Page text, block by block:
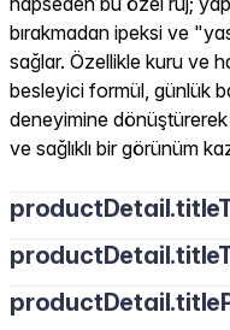
bırakmadan ipeksi ve
sağlar. Özellikle kuru ve
besleyici formül, günlük
deneyimine dönüştürerek
ve sağlıklı bir görünüm